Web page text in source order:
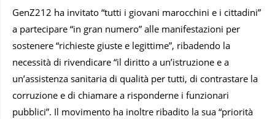
GenZ212 ha invitato “tutti i giovani marocchini e i cittadini”
a partecipare “in gran numero” alle manifestazioni per
sostenere “richieste giuste e legittime”, ribadendo la
necessità di rivendicare “il diritto a un’istruzione e a
un’assistenza sanitaria di qualità per tutti, di contrastare la
corruzione e di chiamare a risponderne i funzionari
pubblici”. Il movimento ha inoltre ribadito la sua “priorità